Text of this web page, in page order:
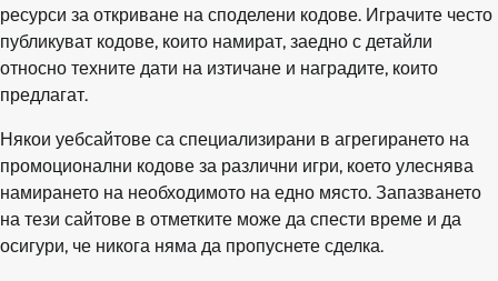
ресурси за откриване на споделени кодове. Играчите често
публикуват кодове, които намират, заедно с детайли
относно техните дати на изтичане и наградите, които
предлагат.
Някои уебсайтове са специализирани в агрегирането на
промоционални кодове за различни игри, което улеснява
намирането на необходимото на едно място. Запазването
на тези сайтове в отметките може да спести време и да
осигури, че никога няма да пропуснете сделка.